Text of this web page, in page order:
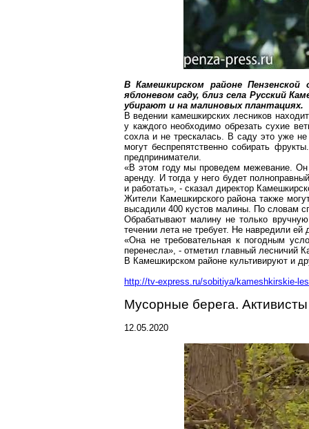
ВКамешкирском районе
яблоневом саду, близ села Русский
убирают и на малиновых плантациях.
В ведении камешкирскихлесников
у каждого необходимо обрезать сухие
сохла и не трескалась. В саду это уже
могут беспрепятственно собирать
предприниматели.
«В этом году мы проведем межевание. Он
аренду. И тогда у него будет
и работать», - сказал директор
Жители Камешкирскогорайона также
высадили 400 кустов малины. По словам
Обрабатывают малину не только
течении лета не требует. Не навредили
«Она не требовательная к погодным
перенесла», - отметил главный лесничий
В Камешкирском районе культивируют и
http://tv-express.ru/sobitiya/kameshkirskie-
Мусорные берега.
12.05.2020